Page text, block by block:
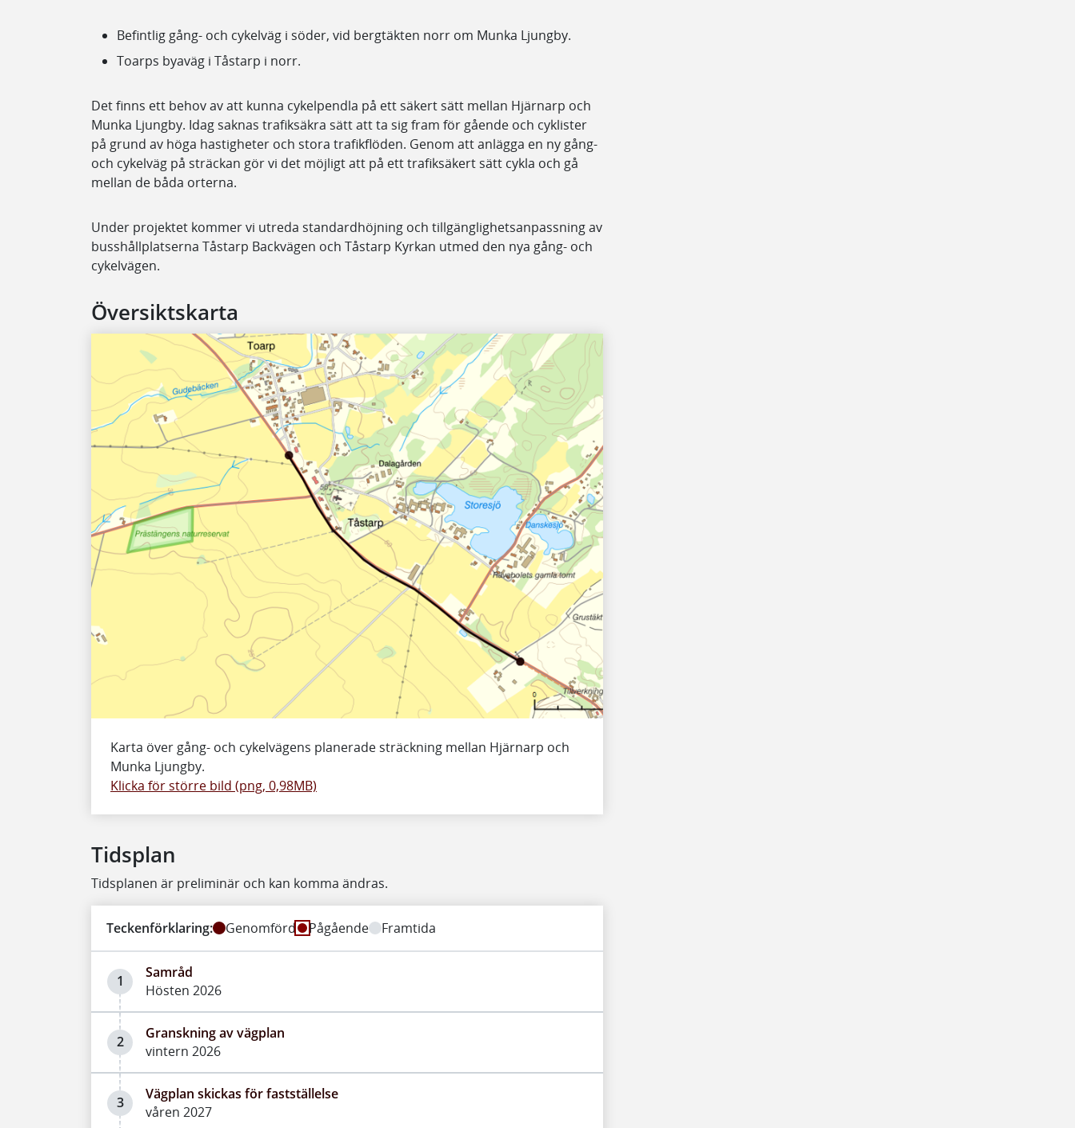
Befintlig gång- och cykelväg i söder, vid bergtäkten norr om Munka Ljungby.
Toarps byaväg i Tåstarp i norr.
Det finns ett behov av att kunna cykelpendla på ett säkert sätt mellan Hjärnarp och
Munka Ljungby. Idag saknas trafiksäkra sätt att ta sig fram för gående och cyklister
på grund av höga hastigheter och stora trafikflöden. Genom att anlägga en ny gång-
och cykelväg på sträckan gör vi det möjligt att på ett trafiksäkert sätt cykla och gå
mellan de båda orterna.
Under projektet kommer vi utreda standardhöjning och tillgänglighetsanpassning av
busshållplatserna Tåstarp Backvägen och Tåstarp Kyrkan utmed den nya gång- och
cykelvägen.
Översiktskarta
Karta över gång- och cykelvägens planerade sträckning mellan Hjärnarp och
Munka Ljungby.
Klicka för större bild (png, 0,98MB)
Tidsplan
Tidsplanen är preliminär och kan komma ändras.
Teckenförklaring: Genomförd Pågående Framtida
1
Samråd
Hösten 2026
2
Granskning av vägplan
vintern 2026
3
Vägplan skickas för fastställelse
våren 2027